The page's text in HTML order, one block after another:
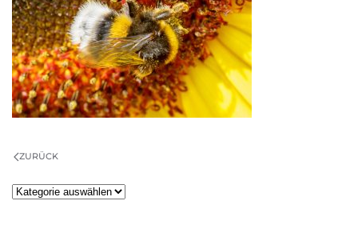
ZURÜCK
Kategorien